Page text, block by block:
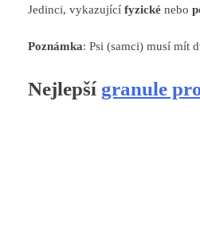
Jedinci, vykazující fyzické nebo
Poznámka: Psi (samci) musí mít
Nejlepší granule